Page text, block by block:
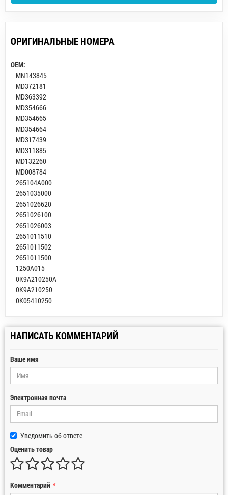
ОРИГИНАЛЬНЫЕ НОМЕРА
OEM:
MN143845
MD372181
MD363392
MD354666
MD354665
MD354664
MD317439
MD311885
MD132260
MD008784
265104A000
2651035000
2651026620
2651026100
2651026003
2651011510
2651011502
2651011500
1250A015
0K9A210250A
0K9A210250
0K05410250
НАПИСАТЬ КОММЕНТАРИЙ
Ваше имя
Электронная почта
Уведомить об ответе
Оценить товар
Комментарий *